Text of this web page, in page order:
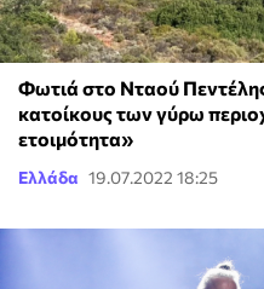
Φωτιά στο Νταού
κατοίκους των γύρω
ετοιμότητα»
Ελλάδα 19.07.2022 18:25